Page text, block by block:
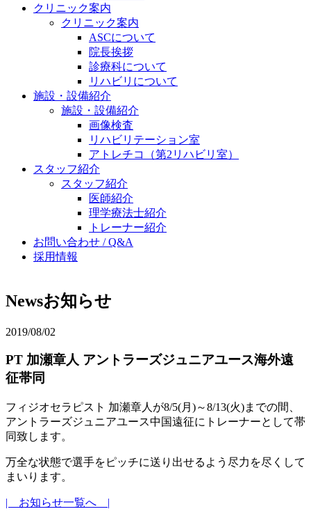
クリニック案内
クリニック案内
ASCについて
院長挨拶
診療科について
リハビリについて
施設・設備紹介
施設・設備紹介
画像検査
リハビリテーション室
アトレチコ（第2リハビリ室）
スタッフ紹介
スタッフ紹介
医師紹介
理学療法士紹介
トレーナー紹介
お問い合わせ / Q&A
採用情報
Newsお知らせ
2019/08/02
PT 加瀬章人 アントラーズジュニアユース海外遠
征帯同
フィジオセラピスト 加瀬章人が8/5(月)～8/13(火)までの間、
アントラーズジュニアユース中国遠征にトレーナーとして帯
同致します。
万全な状態で選手をピッチに送り出せるよう尽力を尽くして
まいります。
| お知らせ一覧へ |